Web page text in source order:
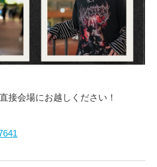
接会場にお越しください！